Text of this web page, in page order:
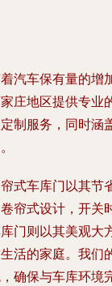
汽车保有量的增
庄地区提供专业
制服务，同时涵
式车库门以其节
帘式设计，开关
门则以其美观大
活的家庭。我们
确保与车库环境